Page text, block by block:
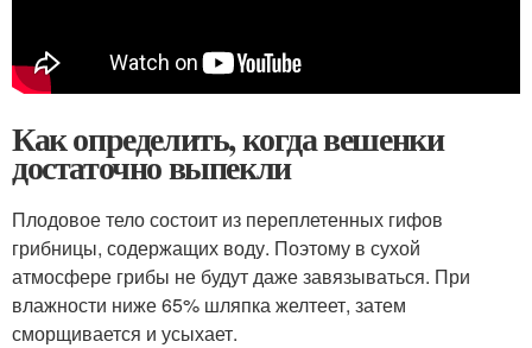
Как определить, когда вешенки
достаточно выпекли
Плодовое тело состоит из переплетенных гифов
грибницы, содержащих воду. Поэтому в сухой
атмосфере грибы не будут даже завязываться. При
влажности ниже 65% шляпка желтеет, затем
сморщивается и усыхает.